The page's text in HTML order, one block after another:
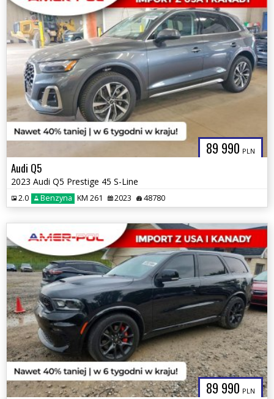
89 990 PLN
Audi Q5
2023 Audi Q5 Prestige 45 S-Line
2.0 Benzyna KM 261 2023 48780
89 990 PLN